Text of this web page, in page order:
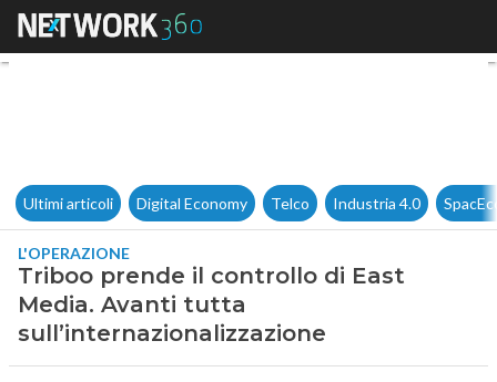
Triboo prende il controllo di
Ultimi articoli Digital Economy Telco Industria 4.0
L'OPERAZIONE
Triboo prende il controllo di East
Media. Avanti tutta
sull’internazionalizzazione